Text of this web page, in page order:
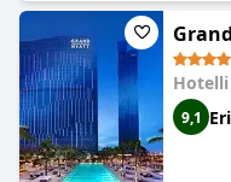
Hotelli
9,1